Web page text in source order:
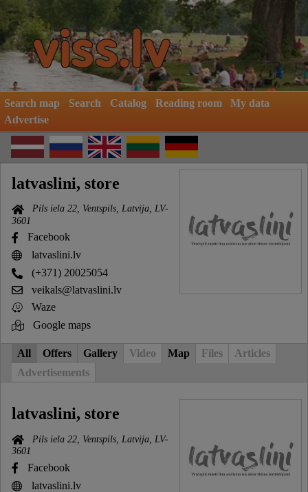
Search map Search Catalog Reading room
My data
Advertise
latvaslini, store
Pils iela 22, Ventspils, Latvija, LV-
3601
Facebook
latvaslini.lv
(+371) 20025054
veikals@latvaslini.lv
Waze
Google maps
All Offers Gallery Video Map Files
Articles
Advertisements
latvaslini, store
Pils iela 22, Ventspils, Latvija, LV-
3601
Facebook
latvaslini.lv